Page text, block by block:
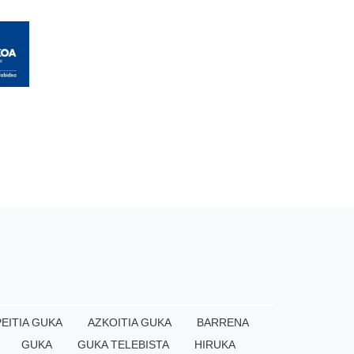
GUKA AZKOITIA GUKA
BARRENA
GUKA
GUKA TELEBISTA HIRUKA